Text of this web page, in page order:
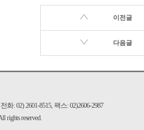
이전글
다음글
전화: 02) 2601-8515, 팩스: 02)2606-2987
rights reserved.